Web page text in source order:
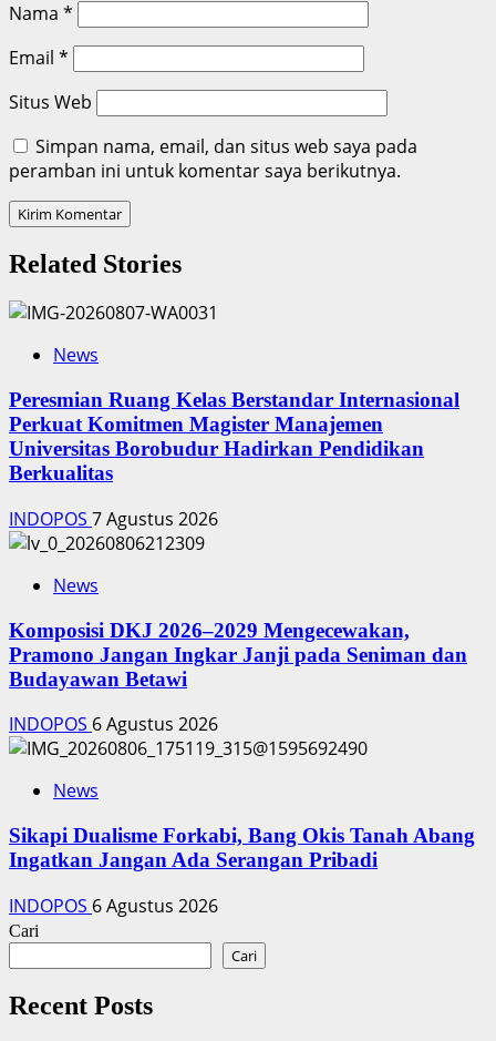
Nama *
Email *
Situs Web
Simpan nama, email, dan situs web saya pada
peramban ini untuk komentar saya berikutnya.
Related Stories
News
Peresmian Ruang Kelas Berstandar Internasional
Perkuat Komitmen Magister Manajemen
Universitas Borobudur Hadirkan Pendidikan
Berkualitas
INDOPOS 7 Agustus 2026
News
Komposisi DKJ 2026–2029 Mengecewakan,
Pramono Jangan Ingkar Janji pada Seniman dan
Budayawan Betawi
INDOPOS 6 Agustus 2026
News
Sikapi Dualisme Forkabi, Bang Okis Tanah Abang
Ingatkan Jangan Ada Serangan Pribadi
INDOPOS 6 Agustus 2026
Cari
Cari
Recent Posts